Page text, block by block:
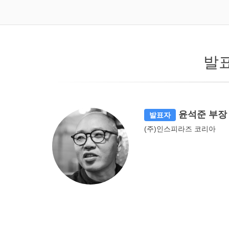
발
발표자 윤석준 부장
(주)인스피라즈 코리아